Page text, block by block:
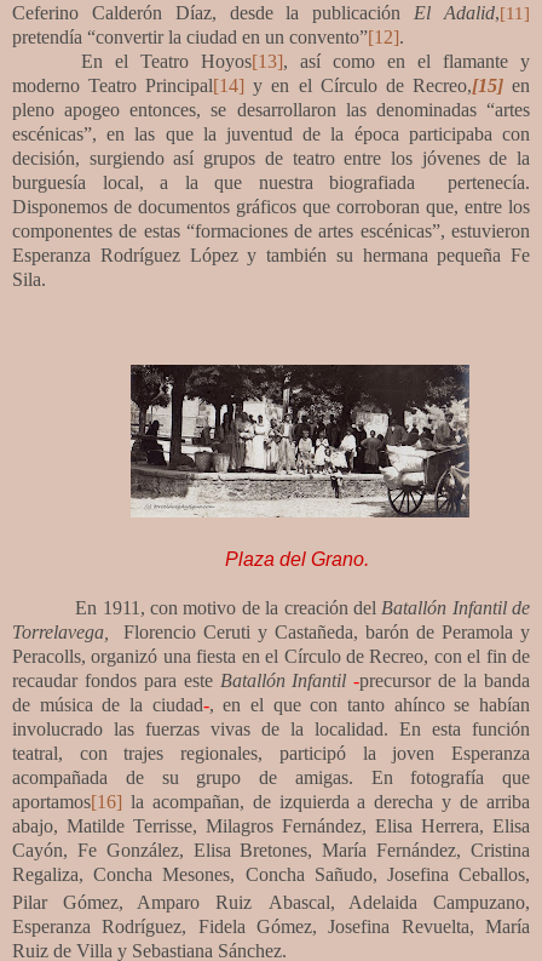
Ceferino Calderón Díaz, desde la publicación El Adalid,[11]
pretendía “convertir la ciudad en un convento”[12].
En el
Teatro Hoyos[13], así como en el flamante y
moderno Teatro Principal[14] y en el Círculo de Recreo,[15]en
pleno apogeo entonces, se desarrollaron las denominadas “artes
escénicas”, en las que la juventud de la época participaba con
decisión, surgiendo así grupos de teatro entre los jóvenes de la
burguesía local, a la que nuestra biografiada pertenecía.
Disponemos de documentos gráficos que corroboran que, entre los
componentes de estas “formaciones de artes escénicas”, estuvieron
Esperanza Rodríguez López y también su hermana pequeña Fe
Sila.
Plaza del Grano.
En 1911,con motivo de la creación del Batallón Infantil de
Torrelavega, Florencio Ceruti y Castañeda, barón de Peramola y
Peracolls, organizó una fiesta en el Círculo de Recreo, con el fin de
recaudar fondos para este Batallón Infantil -precursor de la banda
de música de la ciudad-, en el que con tanto ahínco se habían
involucrado las fuerzas vivas de la localidad. En esta función
teatral, con trajes regionales, participó la joven Esperanza
acompañada de su grupo de amigas. En fotografía que
aportamos[16] la acompañan, de izquierda a derecha y de arriba
abajo, Matilde Terrisse, Milagros Fernández, Elisa Herrera, Elisa
Cayón, Fe González, Elisa Bretones, María Fernández, Cristina
Regaliza, Concha Mesones, Concha Sañudo, Josefina Ceballos,
Pilar Gómez, Amparo Ruiz
Abascal, Adelaida Campuzano,
Esperanza Rodríguez, Fidela Gómez, Josefina Revuelta, María
Ruiz de Villa y Sebastiana Sánchez.